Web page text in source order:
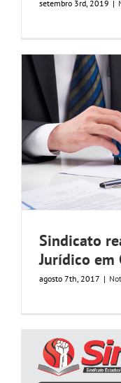
setembro 3rd, 2019 |
Sindicato
Jurídico em
agosto 7th, 2017 |